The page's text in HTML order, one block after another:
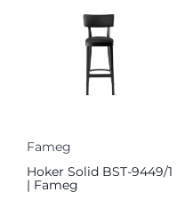
Fameg
Hoker Solid BST-9449/1
| Fameg